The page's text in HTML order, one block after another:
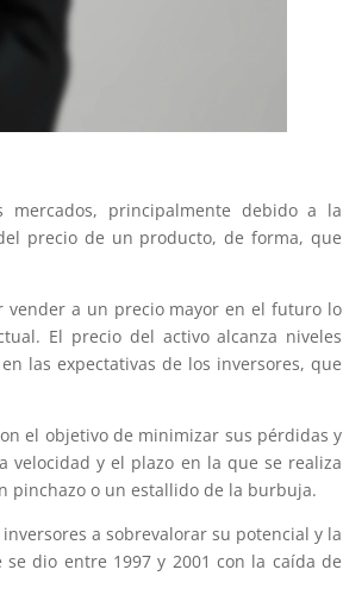
principalmente debido a la
precio de un producto, de forma, que
vender a un precio mayor en el futuro lo
El precio del activo alcanza niveles
las expectativas de los inversores, que
el objetivo de minimizar sus pérdidas y
velocidad y el plazo en la que se realiza
pinchazo o un estallido de la burbuja.
a sobrevalorar su potencial y la
dio entre 1997 y 2001 con la caída de